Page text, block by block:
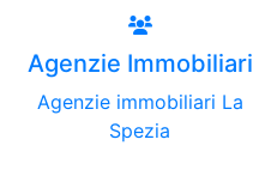
Agenzie Immobiliari
Agenzie immobiliari La
Spezia